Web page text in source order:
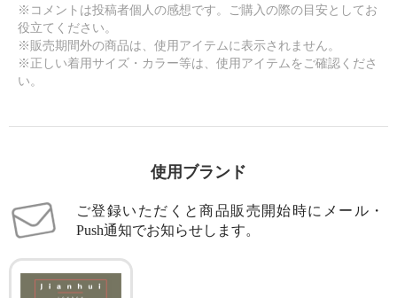
※コメントは投稿者個人の感想です。ご購入の際の目安としてお
役立てください。
※販売期間外の商品は、使用アイテムに表示されません。
※正しい着用サイズ・カラー等は、使用アイテムをご確認くださ
い。
使用ブランド
ご登録いただくと商品販売開始時にメール・
Push通知でお知らせします。